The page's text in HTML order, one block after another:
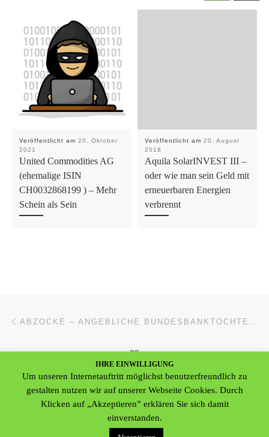
Veröffentlicht am 20. Oktober
2021
United Commodities AG
(ehemalige ISIN
CH0032868199 ) – Mehr
Schein als Sein
Veröffentlicht am 20. August
2018
Aquila SolarINVEST III –
oder wie man sein Geld mit
erneuerbaren Energien
verbrennt
Beitragsnavigation
ZURÜCK ZUR
VERMEHRTE BETRUGSVERSUCHE UNTER DEM NAMEN DER DVAG!
Deutsche Gemeinschaft für Anleger- & Datenschutz e.V.
IHRE EINWILLIGUNG
Um unseren Internetauftritt möglichst benutzerfreundlich zu
gestalten nutzen wir auf unserer Webseite Cookies. Durch
Klicken auf „Akzeptieren” erklären Sie sich damit
einverstanden.